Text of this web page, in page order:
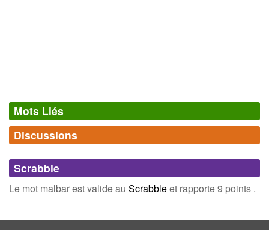
Mots Liés
Synonymes(0)
Mots avec la même signification
Mots liés par leur sémantique
Discussions
Connectez-vous inscrivez-vous
Scrabble
Le mot malbar est valide au Scrabbleet rapporte 9 points .